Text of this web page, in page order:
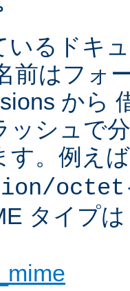
いるドキ
前はフォ
から
ッシュで
す。例え
タイプ